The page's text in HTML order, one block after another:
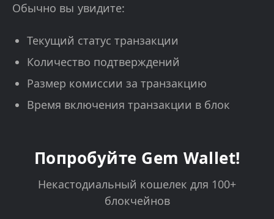
Обычно вы увидите:
Текущий статус транзакции
Количество подтверждений
Размер комиссии за транзакцию
Время включения транзакции в блок
Попробуйте Gem Wallet!
Некастодиальный кошелек для 100+
блокчейнов